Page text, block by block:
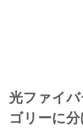
光ファイ
ゴリーに